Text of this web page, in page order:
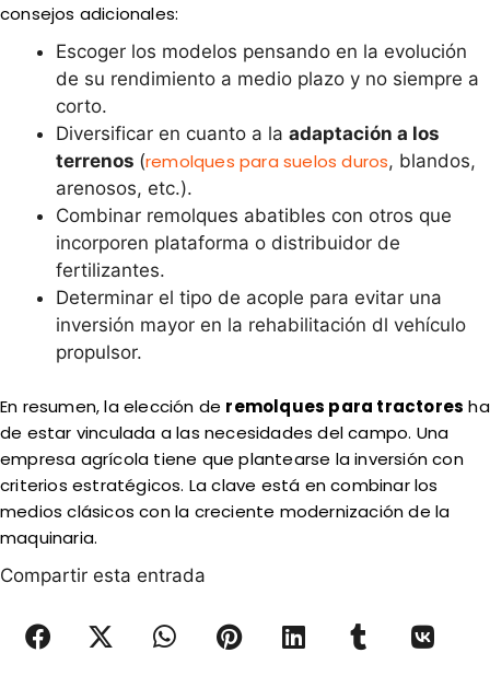
consejos adicionales:
Escoger los modelos pensando en la evolución
de su rendimiento a medio plazo y no siempre a
corto.
Diversificar en cuanto a la adaptación a los
terrenos (remolques para suelos duros, blandos,
arenosos, etc.).
Combinar remolques abatibles con otros que
incorporen plataforma o distribuidor de
fertilizantes.
Determinar el tipo de acople para evitar una
inversión mayor en la rehabilitación dl vehículo
propulsor.
En resumen, la elección de remolques para tractores ha
de estar vinculada a las necesidades del campo. Una
empresa agrícola tiene que plantearse la inversión con
criterios estratégicos. La clave está en combinar los
medios clásicos con la creciente modernización de la
maquinaria.
Compartir esta entrada